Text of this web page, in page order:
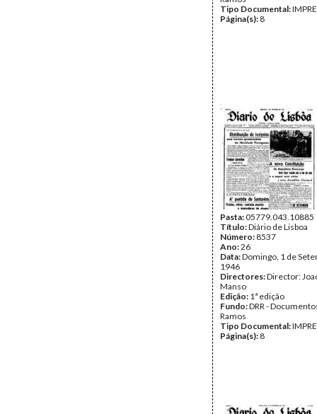
Tipo Documental:
Página(s): 8
Pasta:05779.043.10885
Título:Diário de Lisboa
Número: 8537
Ano:26
Data:Domingo, 1 de
1946
Directores:Director:
Manso
Edição: 1ª edição
Fundo:DRR -
Ramos
Tipo Documental:
Página(s): 8